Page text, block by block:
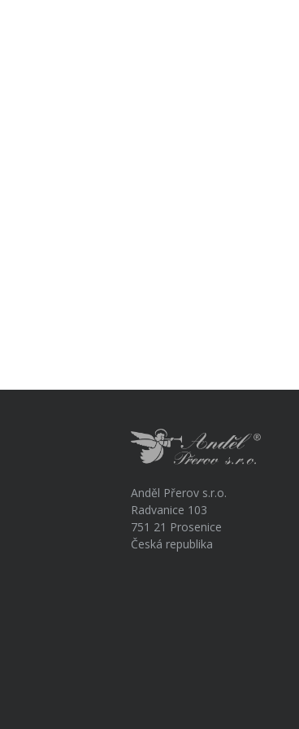
Anděl Přerov s.r.o.
Radvanice 103
751 21 Prosenice
Česká republika